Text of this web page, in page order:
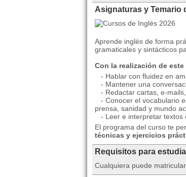
Asignaturas y Temario
Aprende inglés de forma
gramaticales y sintácticos
Con la realización de
- Hablar con fluidez en
- Mantener una
- Redactar cartas, e-
- Conocer el vocabulario
prensa, sanidad y mundo
- Leer e interpretar textos
El programa del curso te
técnicas y ejercicios
Requisitos para
Cualquiera puede